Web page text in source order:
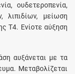
ουδετεροπενία,
λιπιδίων, μείωση
Τ4. Ενίοτε αύξηση
αυξάνεται με τα
Μεταβολίζεται